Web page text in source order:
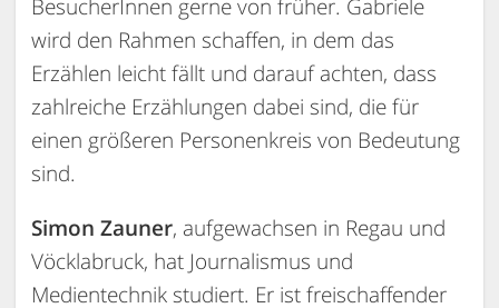
BesucherInnen gerne von früher. Gabriele
wird den Rahmen schaffen, in dem das
Erzählen leicht fällt und darauf achten, dass
zahlreiche Erzählungen dabei sind, die für
einen größeren Personenkreis von Bedeutung
sind.
Simon Zauner, aufgewachsen in Regau und
Vöcklabruck, hat Journalismus und
Medientechnik studiert. Er ist freischaffender